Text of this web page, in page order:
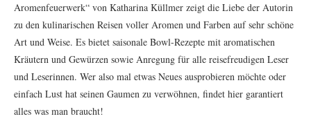
Aromenfeuerwerk“ von Katharina Küllmer zeigt die Liebe der Autorin
zu den kulinarischen Reisen voller Aromen und Farben auf sehr schöne
Art und Weise. Es bietet saisonale Bowl-Rezepte mit aromatischen
Kräutern und Gewürzen sowie Anregung für alle reisefreudigen Leser
und Leserinnen. Wer also mal etwas Neues ausprobieren möchte oder
einfach Lust hat seinen Gaumen zu verwöhnen, findet hier garantiert
alles was man braucht!